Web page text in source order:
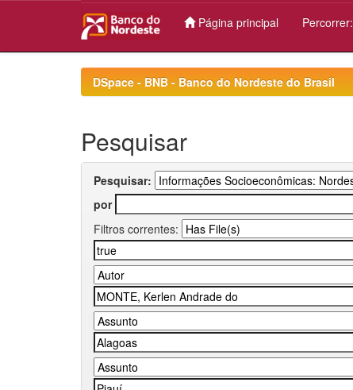
Página principal Percorrer:
DSpace - BNB - Banco do Nordeste do Brasil
Pesquisar
Pesquisar:
por
Filtros correntes: